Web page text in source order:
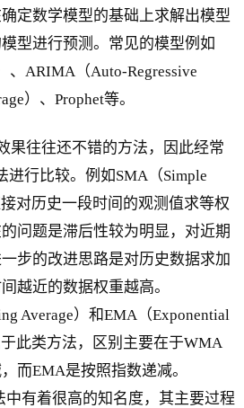
定数学模型的基础上求解出模型
型进行预测。常见的模型例如
、ARIMA（Auto-Regressive
）、Prophet等。
果往往还不错的方法，因此经常
进行比较。例如SMA（Simple
对历史一段时间的观测值求等权
问题是滞后性较为明显，对近期
步的改进思路是对历史数据求加
越近的数据权重越高。
Average）和EMA（Exponential
此类方法，区别主要在于WMA
而EMA是按照指数递减。
有着很高的知名度，其主要过程